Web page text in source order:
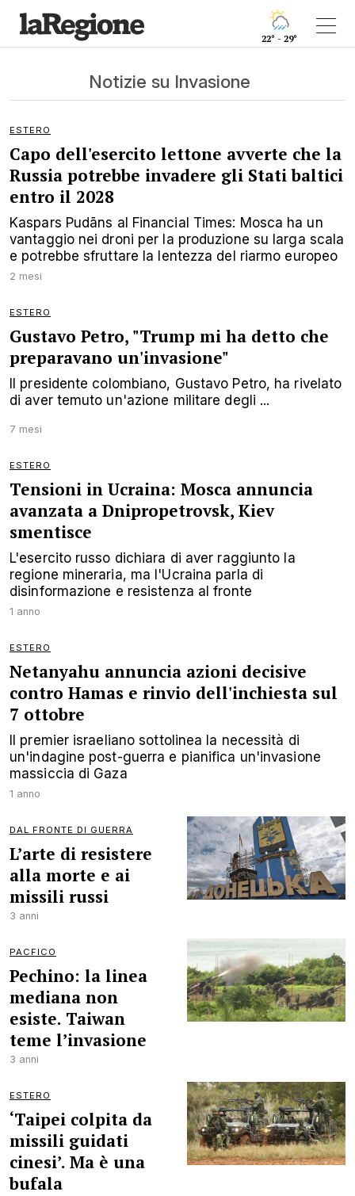
22° - 29°
Notizie su Invasione
ESTERO
Capo dell'esercito lettone avverte che la
Russia potrebbe invadere gli Stati baltici
entro il 2028
Kaspars Pudāns al Financial Times: Mosca ha un
vantaggio nei droni per la produzione su larga scala
e potrebbe sfruttare la lentezza del riarmo europeo
2 mesi
ESTERO
Gustavo Petro, "Trump mi ha detto che
preparavano un'invasione"
Il presidente colombiano, Gustavo Petro, ha rivelato
di aver temuto un'azione militare degli ...
7 mesi
ESTERO
Tensioni in Ucraina: Mosca annuncia
avanzata a Dnipropetrovsk, Kiev
smentisce
L'esercito russo dichiara di aver raggiunto la
regione mineraria, ma l'Ucraina parla di
disinformazione e resistenza al fronte
1 anno
ESTERO
Netanyahu annuncia azioni decisive
contro Hamas e rinvio dell'inchiesta sul
7 ottobre
Il premier israeliano sottolinea la necessità di
un'indagine post-guerra e pianifica un'invasione
massiccia di Gaza
1 anno
DAL FRONTE DI GUERRA
L’arte di resistere
alla morte e ai
missili russi
3 anni
PACFICO
Pechino: la linea
mediana non
esiste. Taiwan
teme l’invasione
3 anni
ESTERO
‘Taipei colpita da
missili guidati
cinesi’. Ma è una
bufala